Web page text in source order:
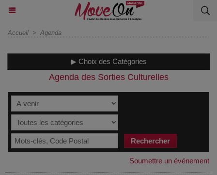
Accueil > Agenda
▶ Choix des Catégories
Agenda des Sorties Culturelles
Soumettre un événement